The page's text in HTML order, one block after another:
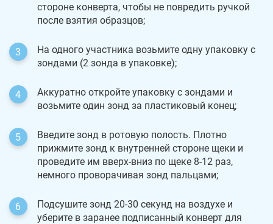
стороне конверта, чтобы не повредить ручкой
после взятия образцов;
На одного участника возьмите одну упаковку с
зондами (2 зонда в упаковке);
Аккуратно откройте упаковку с зондами и
возьмите один зонд за пластиковый конец;
Введите зонд в ротовую полость. Плотно
прижмите зонд к внутренней стороне щеки и
проведите им вверх-вниз по щеке 8-12 раз,
немного проворачивая зонд пальцами;
Подсушите зонд 20-30 секунд на воздухе и
уберите в заранее подписанный конверт для